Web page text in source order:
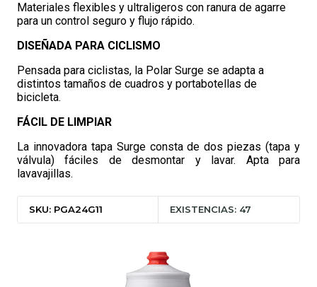
Materiales flexibles y ultraligeros con ranura de agarre
para un control seguro y flujo rápido.
DISEÑADA PARA CICLISMO
Pensada para ciclistas, la Polar Surge se adapta a
distintos tamaños de cuadros y portabotellas de
bicicleta.
FÁCIL DE LIMPIAR
La innovadora tapa Surge consta de dos piezas (tapa y
válvula) fáciles de desmontar y lavar. Apta para
lavavajillas.
SKU: PGA24G11 EXISTENCIAS: 47